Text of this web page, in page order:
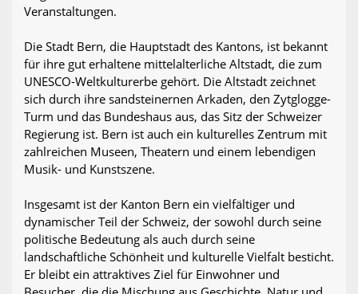
Veranstaltungen.
Die Stadt Bern, die Hauptstadt des Kantons, ist bekannt
für ihre gut erhaltene mittelalterliche Altstadt, die zum
UNESCO-Weltkulturerbe gehört. Die Altstadt zeichnet
sich durch ihre sandsteinernen Arkaden, den Zytglogge-
Turm und das Bundeshaus aus, das Sitz der Schweizer
Regierung ist. Bern ist auch ein kulturelles Zentrum mit
zahlreichen Museen, Theatern und einem lebendigen
Musik- und Kunstszene.
Insgesamt ist der Kanton Bern ein vielfältiger und
dynamischer Teil der Schweiz, der sowohl durch seine
politische Bedeutung als auch durch seine
landschaftliche Schönheit und kulturelle Vielfalt besticht.
Er bleibt ein attraktives Ziel für Einwohner und